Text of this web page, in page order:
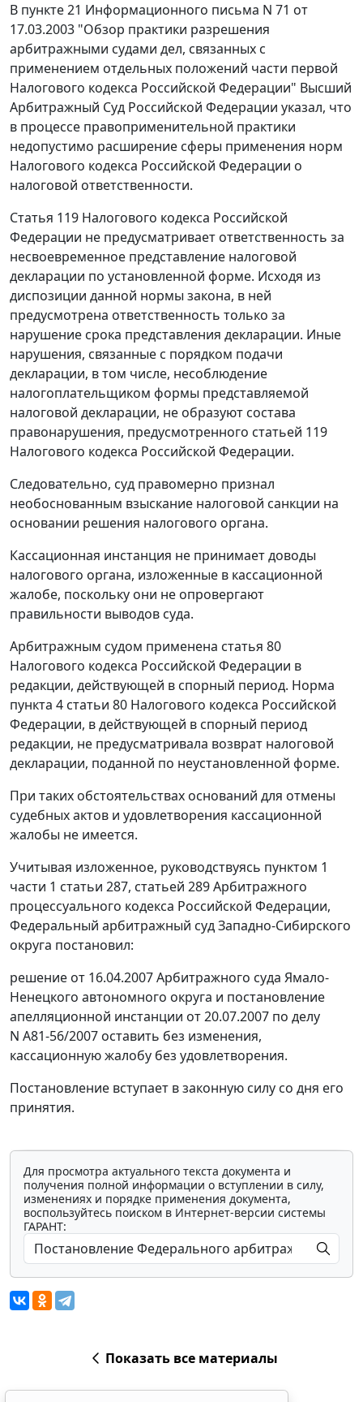
В пункте 21 Информационного письма N 71 от
17.03.2003 "Обзор практики разрешения
арбитражными судами дел, связанных с
применением отдельных положений части первой
Налогового кодекса Российской Федерации" Высший
Арбитражный Суд Российской Федерации указал, что
в процессе правоприменительной практики
недопустимо расширение сферы применения норм
Налогового кодекса Российской Федерации о
налоговой ответственности.
Статья 119 Налогового кодекса Российской
Федерации не предусматривает ответственность за
несвоевременное представление налоговой
декларации по установленной форме. Исходя из
диспозиции данной нормы закона, в ней
предусмотрена ответственность только за
нарушение срока представления декларации. Иные
нарушения, связанные с порядком подачи
декларации, в том числе, несоблюдение
налогоплательщиком формы представляемой
налоговой декларации, не образуют состава
правонарушения, предусмотренного статьей 119
Налогового кодекса Российской Федерации.
Следовательно, суд правомерно признал
необоснованным взыскание налоговой санкции на
основании решения налогового органа.
Кассационная инстанция не принимает доводы
налогового органа, изложенные в кассационной
жалобе, поскольку они не опровергают
правильности выводов суда.
Арбитражным судом применена статья 80
Налогового кодекса Российской Федерации в
редакции, действующей в спорный период. Норма
пункта 4 статьи 80 Налогового кодекса Российской
Федерации, в действующей в спорный период
редакции, не предусматривала возврат налоговой
декларации, поданной по неустановленной форме.
При таких обстоятельствах оснований для отмены
судебных актов и удовлетворения кассационной
жалобы не имеется.
Учитывая изложенное, руководствуясь пунктом 1
части 1 статьи 287, статьей 289Арбитражного
процессуального кодекса Российской Федерации,
Федеральный арбитражный суд Западно-Сибирского
округа постановил:
решение от 16.04.2007 Арбитражного суда Ямало-
Ненецкого автономного округа и постановление
апелляционной инстанции от 20.07.2007 по делу
N А81-56/2007 оставить без изменения,
кассационную жалобу без удовлетворения.
Постановление вступает в законную силу со дня его
принятия.
Для просмотра актуального текста документа и
получения полной информации о вступлении в силу,
изменениях и порядке применения документа,
воспользуйтесь поиском в Интернет-версии системы
ГАРАНТ:
Показать все материалы